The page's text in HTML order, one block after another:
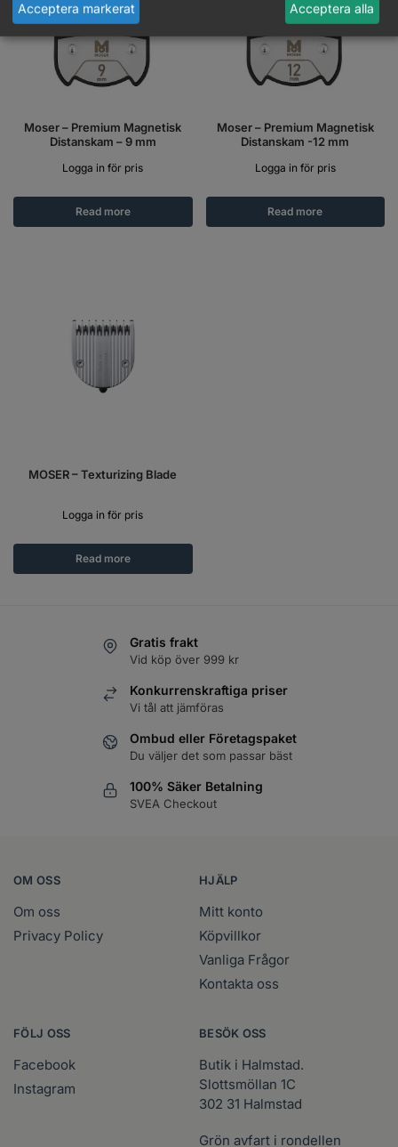
Moser – Premium Magnetisk
Distanskam – 9 mm
Logga in för pris
Read more
Moser – Premium Magnetisk
Distanskam -12 mm
Logga in för pris
Read more
MOSER – Texturizing Blade
Logga in för pris
Read more
Gratis frakt
Vid köp över 999 kr
Konkurrenskraftiga priser
Vi tål att jämföras
Ombud eller Företagspaket
Du väljer det som passar bäst
100% Säker Betalning
SVEA Checkout
OM OSS
Om oss
Privacy Policy
HJÄLP
Mitt konto
Köpvillkor
Vanliga Frågor
Kontakta oss
FÖLJ OSS
Facebook
Instagram
BESÖK OSS
Butik i Halmstad.
Slottsmöllan 1C
302 31 Halmstad
Grön avfart i rondellen
Acceptera markerat Acceptera alla